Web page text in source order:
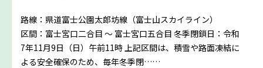
富士山の登山シーズンと装備
路線：県道富士公園太郎坊線（富士山スカイライン）
区間：富士宮口二合目 〜 富士宮口五合目 冬季閉鎖日：令和
7年11月9日（日）午前11時 上記区間は、積雪や路面凍結に
よる安全確保のため、毎年冬季閉……